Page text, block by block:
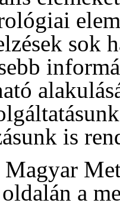
sok
is
Magyar
oldalán a